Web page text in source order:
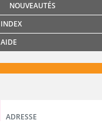
NOUVEAUTÉS
INDEX
AIDE
ADRESSE